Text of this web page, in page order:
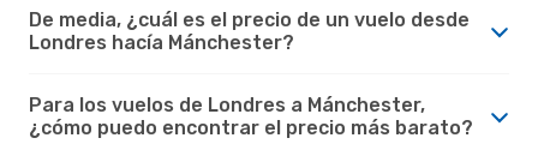
De media, ¿cuál es el precio de un vuelo desde
Londres hacía Mánchester?
Para los vuelos de Londres a Mánchester,
¿cómo puedo encontrar el precio más barato?